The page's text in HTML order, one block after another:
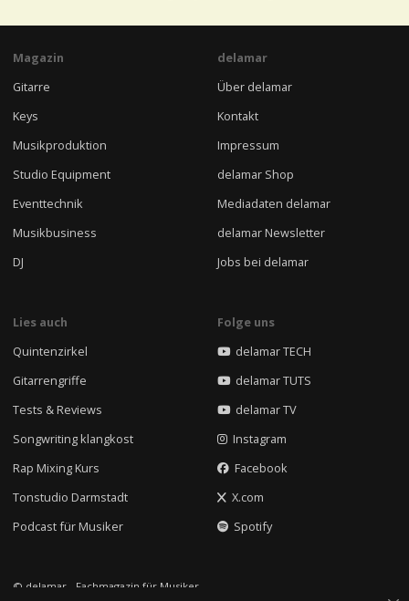
Magazin
Gitarre
Keys
Musikproduktion
Studio Equipment
Eventtechnik
Musikbusiness
DJ
delamar
Über delamar
Kontakt
Impressum
delamar Shop
Mediadaten delamar
delamar Newsletter
Jobs bei delamar
Lies auch
Quintenzirkel
Gitarrengriffe
Tests & Reviews
Songwriting klangkost
Rap Mixing Kurs
Tonstudio Darmstadt
Podcast für Musiker
Folge uns
delamar TECH
delamar TUTS
delamar TV
Instagram
Facebook
X.com
Spotify
© delamar - Fachmagazin für Musiker